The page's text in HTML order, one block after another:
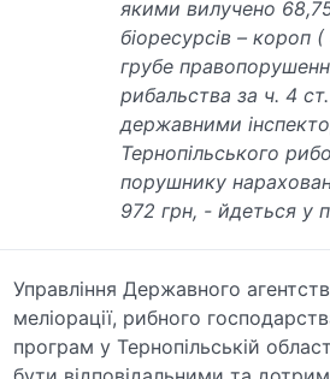
якими вилучено
біоресурсів – короп
грубе
рибальства за ч. 4
державними
Тернопільського
порушнику
972 грн, - йдеться у
Управління Державного
меліорації, рибного
програм у Тернопільській